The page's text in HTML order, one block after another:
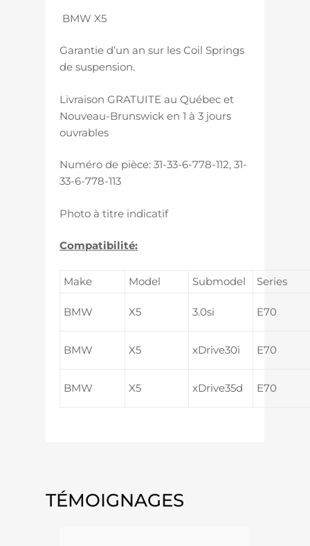
BMW X5
Garantie d’un an sur les Coil Springs
de suspension.
Livraison GRATUITE au Québec et
Nouveau-Brunswick en 1 à 3 jours
ouvrables
Numéro de pièce: 31-33-6-778-112, 31-
33-6-778-113
Photo à titre indicatif
Compatibilité:
Make Model Submodel Series
BMW X5 3.0si E70
BMW X5 xDrive30i E70
BMW X5 xDrive35d E70
TÉMOIGNAGES